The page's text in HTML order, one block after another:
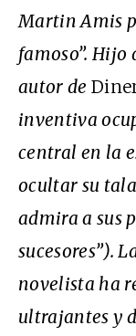
Martin Amis
famoso”.
autor de
inventiva
central en la
ocultar su
admira a sus
sucesores”).
novelista ha
ultrajantes y